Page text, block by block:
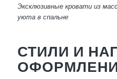
Эксклюзивные кровати из
уюта в спальне
СТИЛИ И